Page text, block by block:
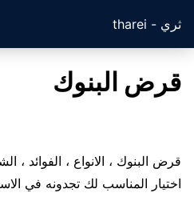
ثري - tharei
قرض البنوك
قرض البنوك ، الانواع ، الفوائد ،
اختيار المناسب لك تجدونه في